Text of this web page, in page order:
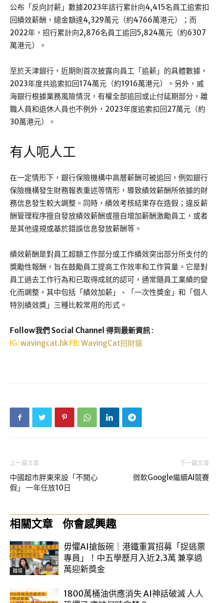
公布「反向討薪」數據2023年該行累計向4,415名員工追索扣
回績效薪酬，總金額達4,329萬元（約4766萬港元）；而
2022年，招行累計向2,876名員工追回5,824萬元（約6307
萬港元）。
至於天津銀行，近期則首次披露向員工「追薪」的具體數據，
2023年度共追索扣回174萬元（約1916萬港元）。另外，威
海銀行根據業務風險情況，有權全部追回或止付延期部分，離
職人員和退休人員也不例外，2023年度追索扣回27萬元（約
30萬港元）。
有人呃人工
在一定情形下，銀行保險機構中高層薪酬可被追回，例如銀行
保險機構發生財務報表重述等情形，導致績效薪酬所依據的財
務信息發生較大調整。同時，績效考核結果存在造假；違反薪
酬管理程序擅自發放績效薪酬或擅自增加薪酬激勵員工，或者
是其他違規或基於錯誤信息發放薪酬等。
績效薪酬是對員工超額工作部分或工作績效突出部分所支付的
獎勵性報酬，旨在鼓勵員工提高工作效率和工作質量。它是對
員工過去工作行為和已取得成就的認可，通常隨員工業績的變
化而調整。其中包括「績效加薪」、「一次性獎金」和「個人
特別績效獎」三種比較常用的形式。
Follow我們 Social Channel 得到最新資訊 :
IG: wavingcat.hk FB: WavingCat招財貓
上一篇文章
中國超市胖東來設「不開心
假」 一年任放10日
下一篇文章
微軟Google繼續AI競賽
相關文章 你會感興趣
職場
毋懼AI搶飯碗｜港鐵重賞招募「捉逃票
專員」！中五學歷月入近2.3萬 兼享過
萬迎新獎金
1800萬桶油供應消失 AI神話破滅 人人